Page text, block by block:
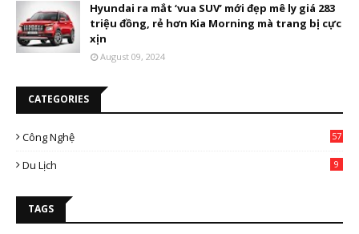
Hyundai ra mắt ‘vua SUV’ mới đẹp mê ly giá 283
triệu đồng, rẻ hơn Kia Morning mà trang bị cực
xịn
August 09, 2024
CATEGORIES
Công Nghệ 57
Du Lịch 9
TAGS